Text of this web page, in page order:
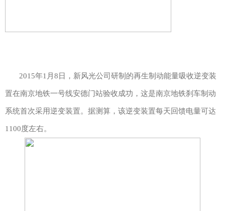
2015年1月8日，新风光公司研制的再生制动能量吸收逆变装
置在南京地铁一号线安德门站验收成功，这是南京地铁刹车制动
系统首次采用逆变装置。据测算，该逆变装置每天回馈电量可达
1100度左右。